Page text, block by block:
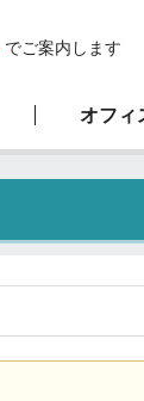
でご案内します
新
オフィ